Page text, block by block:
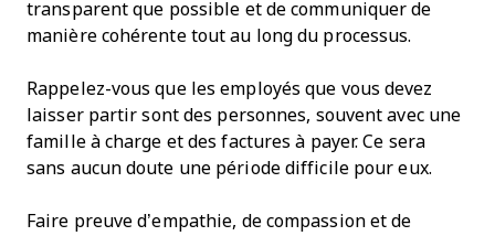
transparent que possible et de communiquer de
manière cohérente tout au long du processus.
Rappelez-vous que les employés que vous devez
laisser partir sont des personnes, souvent avec une
famille à charge et des factures à payer. Ce sera
sans aucun doute une période difficile pour eux.
Faire preuve d’empathie, de compassion et de